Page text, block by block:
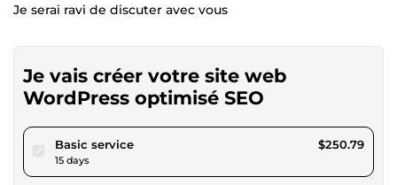
Je serai ravi de discuter avec vous
Je vais créer votre site web
WordPress optimisé SEO
Basic servicepour $231.14
15 days
$250.79